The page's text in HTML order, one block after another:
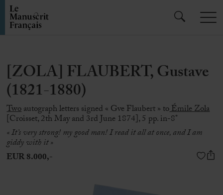
[ZOLA] FLAUBERT, Gustave
(1821-1880)
Twoautograph letters signed « Gve Flaubert » toÉmile Zola
[Croisset, 2th May and 3rd June 1874], 5 pp. in-8°
« It’s very strong! my good man! I read it all at once, and I am
giddy with it »
EUR 8.000,-